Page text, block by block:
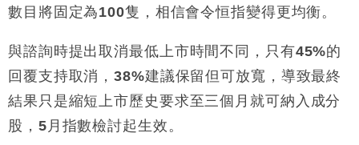
手
11:40
財經｜黑石傳再籌逾360億美元 支援Anthropic租用
Google晶片
10:57
財經｜美商務部擬擴大金屬關稅範圍 14類產品或加徵
25%
數目將固定為100隻，相信會令恒指變得更均衡。
與諮詢時提出取消最低上市時間不同，只有45%的
回覆支持取消，38%建議保留但可放寬，導致最終
結果只是縮短上市歷史要求至三個月就可納入成分
股， 5 月指數檢討起生效。